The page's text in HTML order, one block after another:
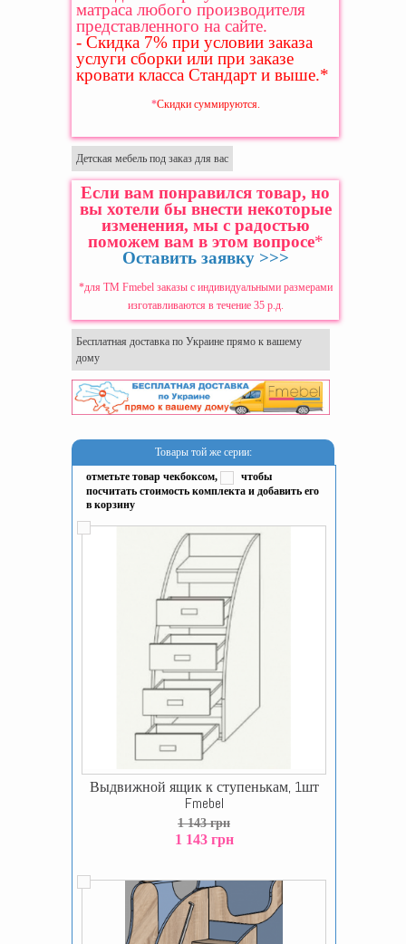
матраса любого производителя
представленного на сайте.
- Скидка 7% при условии заказа
услуги сборки или при заказе
кровати класса Стандарт и выше.*
*Скидки суммируются.
Детская мебель под заказ для вас
Если вам понравился товар, но
вы хотели бы внести некоторые
изменения, мы с радостью
поможем вам в этом вопросе*
Оставить заявку >>>
*для ТМ Fmebel заказы с индивидуальными размерами
изготавливаются в течение 35 р.д.
Бесплатная доставка по Украине прямо к вашему
дому
Товары той же серии:
отметьте товар чекбоксом,
чтобы
посчитать стоимость комплекта и добавить его
в корзину
Выдвижной ящик к ступенькам, 1шт
Fmebel
1 143 грн
1 143 грн